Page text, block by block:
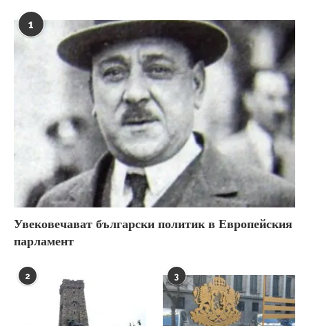
1
Увековечават български политик в Европейския
парламент
2 3